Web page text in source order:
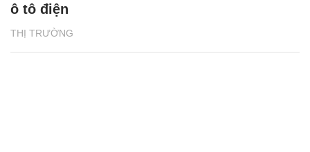
THỊ TRƯỜNG
ô tô điện